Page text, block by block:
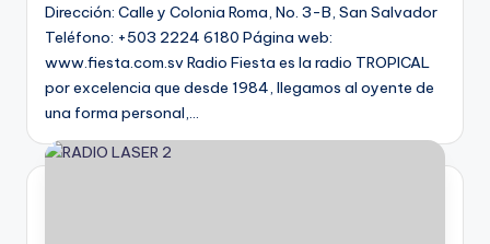
Dirección: Calle y Colonia Roma, No. 3-B, San Salvador
Teléfono: +503 2224 6180 Página web:
www.fiesta.com.sv Radio Fiesta es la radio TROPICAL
por excelencia que desde 1984, llegamos al oyente de
una forma personal,…